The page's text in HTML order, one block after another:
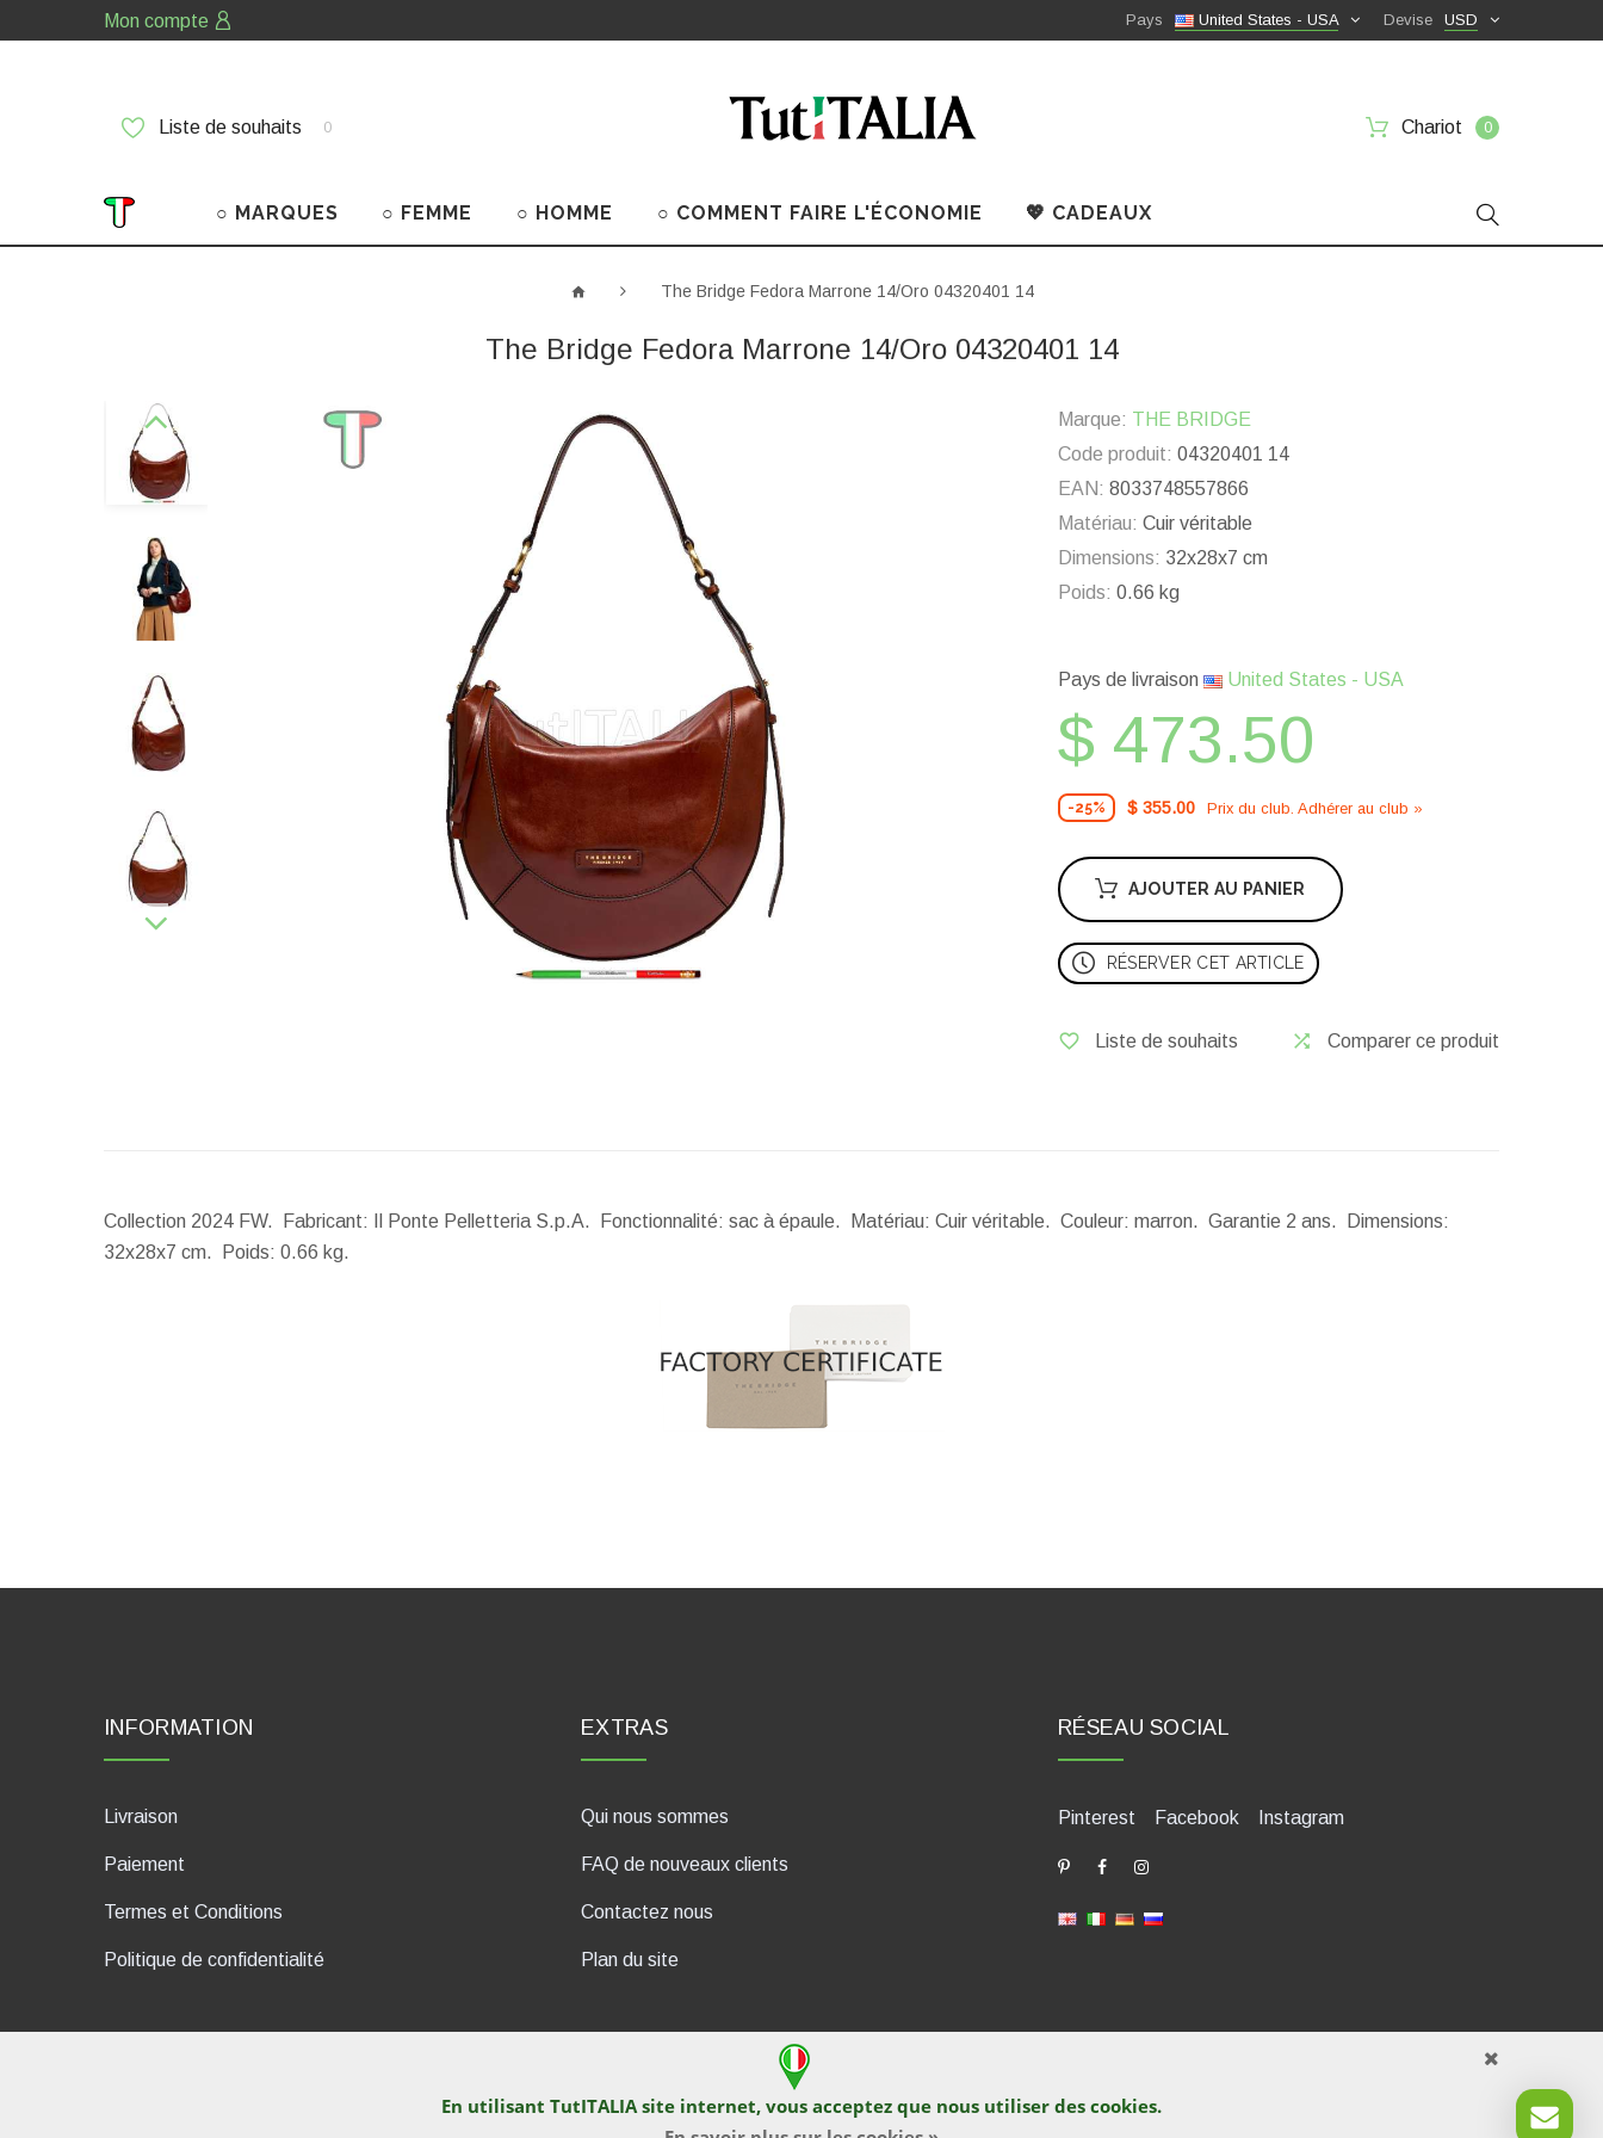
Mon compte USD
Devise
United States - USA
Pays
Liste de souhaits 0 Chariot 0
○ MARQUES ○ FEMME ○ HOMME ○ COMMENT FAIRE L'ÉCONOMIE 💖 CADEAUX
The Bridge Fedora Marrone 14/Oro 04320401 14
The Bridge Fedora Marrone 14/Oro 04320401 14
Marque: THE BRIDGE
Code produit: 04320401 14
EAN: 8033748557866
Matériau: Cuir véritable
Dimensions: 32x28x7 cm
Poids: 0.66 kg
Pays de livraison United States - USA
$ 473.50
-25% $ 355.00 Prix ​​du club. Adhérer au club »
AJOUTER AU PANIER
RÉSERVER CET ARTICLE
Liste de souhaits Comparer ce produit
Collection 2024 FW. Fabricant: Il Ponte Pelletteria S.p.A. Fonctionnalité: sac à épaule. Matériau: Cuir véritable. Couleur: marron. Garantie 2 ans.
Dimensions:
32x28x7 cm.
Poids: 0.66 kg.
En utilisant TutITALIA site internet, vous acceptez que nous utiliser des cookies.
INFORMATION
Livraison
Paiement
Termes et Conditions
Politique de confidentialité
EXTRAS
Qui nous sommes
FAQ de nouveaux clients
Contactez nous
Plan du site
RÉSEAU SOCIAL
Pinterest Facebook Instagram
dP Motion Media. Via La Piana 430, 47835 Saludecio (RN), Italia. Numero REA: RN410802. P.IVA: 04421580400. Tel +39 0541 1480041